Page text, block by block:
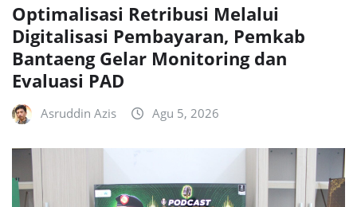
Optimalisasi Retribusi Melalui
Digitalisasi Pembayaran, Pemkab
Bantaeng Gelar Monitoring dan
Evaluasi PAD
Asruddin Azis Agu 5, 2026